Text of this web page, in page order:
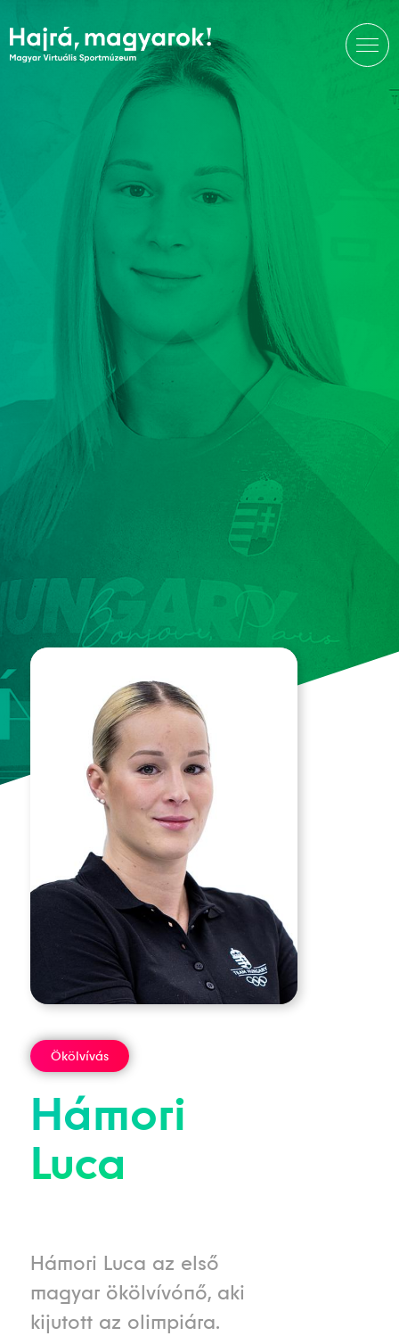
Ökölvívás
Hámori
Luca
Hámori Luca az első
magyar ökölvívónő, aki
kijutott az olimpiára.